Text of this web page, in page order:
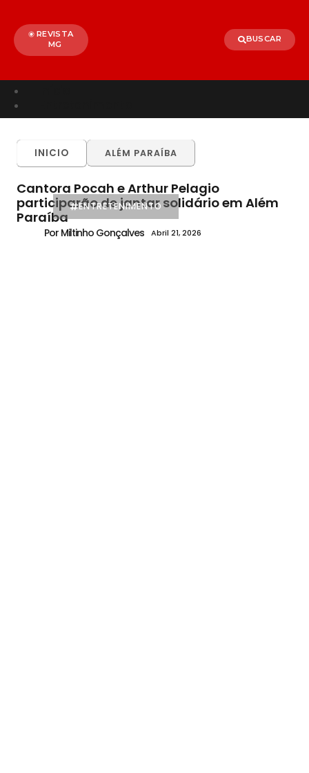
REVISTA
MG
BUSCAR
ALÉM PARAÍBA
BRASIL
ENTRETENIMENTO
INICIO ALÉM PARAÍBA
Cantora Pocah e Arthur Pelagio
participarão de jantar solidário em Além
Paraíba
Por Miltinho Gonçalves Abril 21, 2026